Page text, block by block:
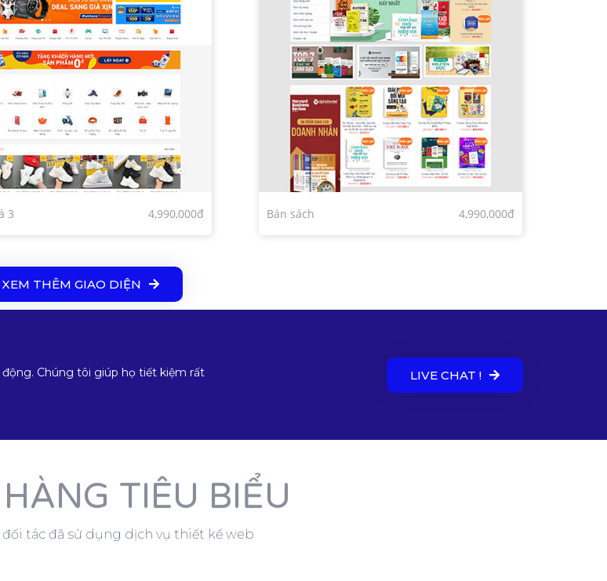
3 4,990,000đ Bán sách 4,990,000đ
XEM THÊM GIAO DIỆN
Chúng tôi giúp họ tiết kiệm rất
LIVE CHAT !
TIÊU BIỂU
đối tác đã sử dụng dịch vụ thiết kế web